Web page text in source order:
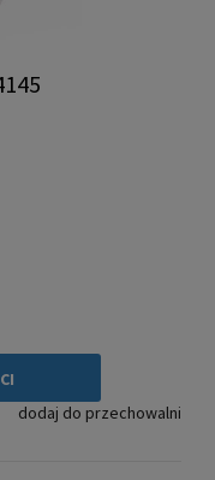
dodaj do przechowalni